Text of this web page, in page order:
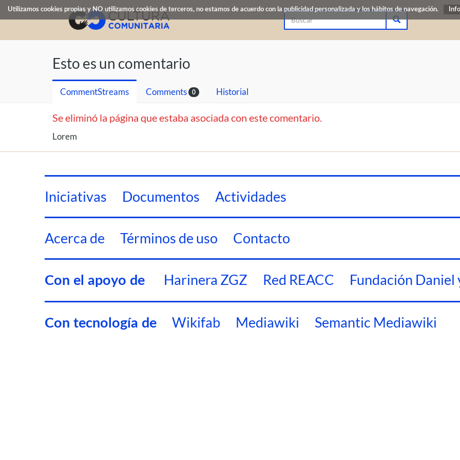
Utilizamos cookies propias y NO utilizamos cookies de terceros, no estamos de acuerdo con la publicidad personalizada y los hábitos de navegación.
Esto es un comentario
CommentStreams Comments 0 Historial
Se eliminó la página que estaba asociada con este comentario.
Lorem
Iniciativas Documentos Actividades
Acerca de Términos de uso Contacto
Con el apoyo de Harinera ZGZ Red REACC Fundación Daniel
Con tecnología de Wikifab Mediawiki Semantic Mediawiki